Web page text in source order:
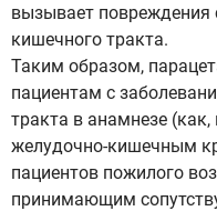
вызывает повреждения
кишечного тракта.
Таким образом,
пациентам с
тракта в анамнезе
желудочно-кишечным
пациентов пожилого
принимающим